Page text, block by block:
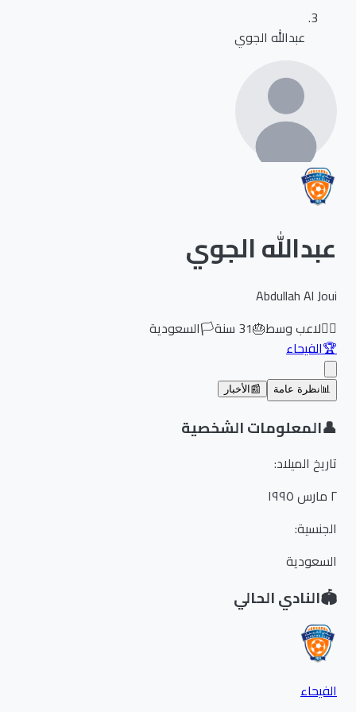
عبدالله الجوي
عبدالله الجوي
Abdullah Al Joui
لاعب وسط🎂
31سنة🏳️السعودية
الفيحاء
نظرة عامة 📰 الأخبار
المعلومات الشخصية
تاريخ الميلاد:
الجنسية:
السعودية
النادي الحالي
الفيحاء